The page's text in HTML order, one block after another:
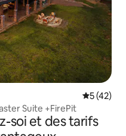
5 (42)
Suite +FirePit
soi et des tarifs